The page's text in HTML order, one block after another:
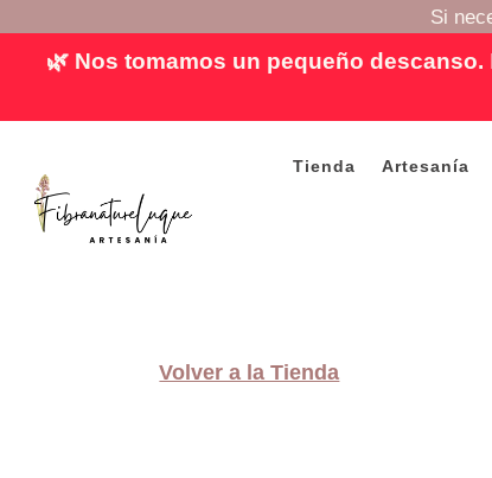
Si
🌿 Nos tomamos un pequeño descanso.
Tienda Artesanía
Volver a la Tienda